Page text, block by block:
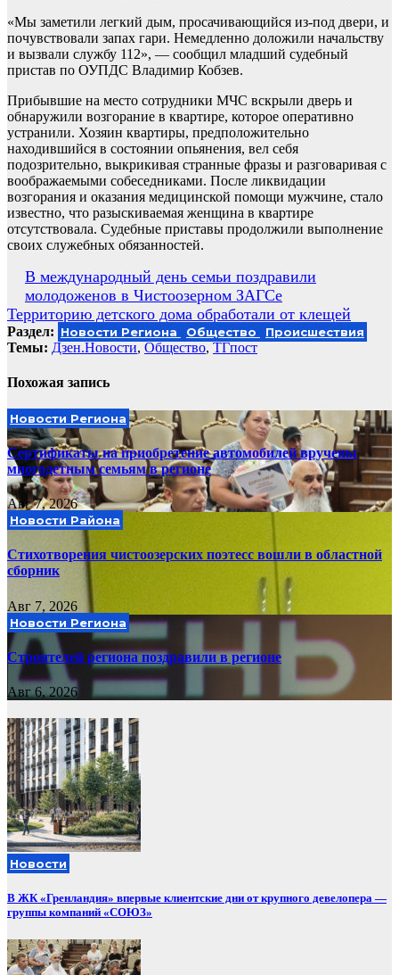
«Мы заметили легкий дым, просачивающийся из-под двери, и
почувствовали запах гари. Немедленно доложили начальству
и вызвали службу 112», — сообщил младший судебный
пристав по ОУПДС Владимир Кобзев.
Прибывшие на место сотрудники МЧС вскрыли дверь и
обнаружили возгорание в квартире, которое оперативно
устранили. Хозяин квартиры, предположительно
находившийся в состоянии опьянения, вел себя
подозрительно, выкрикивая странные фразы и разговаривая с
воображаемыми собеседниками. После ликвидации
возгорания и оказания медицинской помощи мужчине, стало
известно, что разыскиваемая женщина в квартире
отсутствовала. Судебные приставы продолжили выполнение
своих служебных обязанностей.
Навигация
по
записям
В международный день семьи поздравили
молодоженов в Чистоозерном ЗАГСе
Территорию детского дома обработали от клещей
Раздел: Новости Региона Общество Происшествия
Темы: Дзен.Новости, Общество, ТГпост
Похожая запись
Новости Региона
Сертификаты на приобретение автомобилей вручены
многодетным семьям в регионе
Авг 7, 2026
Новости Района
Стихотворения чистоозерских поэтесс вошли в областной
сборник
Авг 7, 2026
Новости Региона
Строителей региона поздравили в регионе
Авг 6, 2026
Новости
В ЖК «Гренландия» впервые клиентские дни от крупного девелопера —
группы компаний «СОЮЗ»